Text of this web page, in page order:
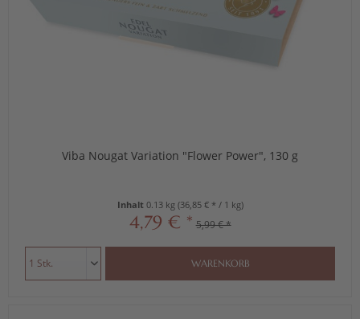
Viba Nougat Variation "Flower Power", 130 g
Inhalt 0.13 kg (36,85 € * / 1 kg)
4,79 € * 5,99 € *
WARENKORB